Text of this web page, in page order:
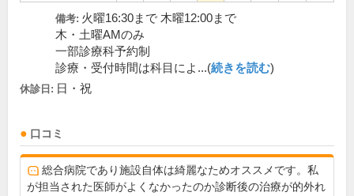
備考: 火曜16:30まで 木曜12:00まで
木・土曜AMのみ
一部診療科予約制
診療・受付時間は科目によ...(続きを読む)
休診日: 日・祝
口コミ
総合病院であり施設自体は綺麗なためオススメです。私
が担当された医師がよくなかったのか診断後の治療が的外れ